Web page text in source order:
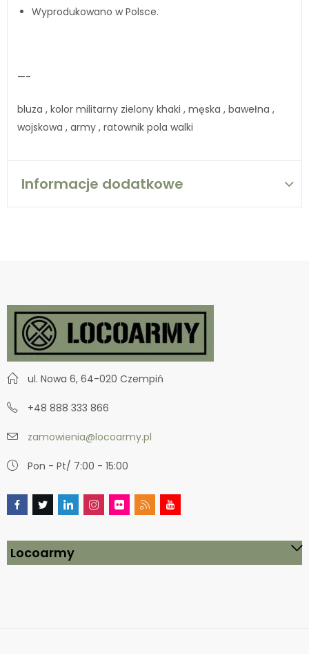
Wyprodukowano w Polsce.
—-
bluza , kolor militarny zielony khaki , męska , bawełna ,
wojskowa , army , ratownik pola walki
Informacje dodatkowe
ul. Nowa 6, 64-020 Czempiń
+48 888 333 866
zamowienia@locoarmy.pl
Pon - Pt/ 7:00 - 15:00
Locoarmy